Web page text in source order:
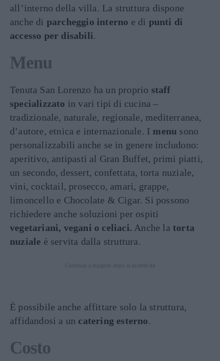
all’interno della villa. La struttura dispone
anche di parcheggio interno e di punti di
accesso per disabili.
Menu
Tenuta San Lorenzo ha un proprio staff
specializzato in vari tipi di cucina –
tradizionale, naturale, regionale, mediterranea,
d’autore, etnica e internazionale. I menu sono
personalizzabili anche se in genere includono:
aperitivo, antipasti al Gran Buffet, primi piatti,
un secondo, dessert, confettata, torta nuziale,
vini, cocktail, prosecco, amari, grappe,
limoncello e Chocolate & Cigar. Si possono
richiedere anche soluzioni per ospiti
vegetariani, vegani o celiaci. Anche la torta
nuziale è servita dalla struttura.
È possibile anche affittare solo la struttura,
affidandosi a un catering esterno.
Costo